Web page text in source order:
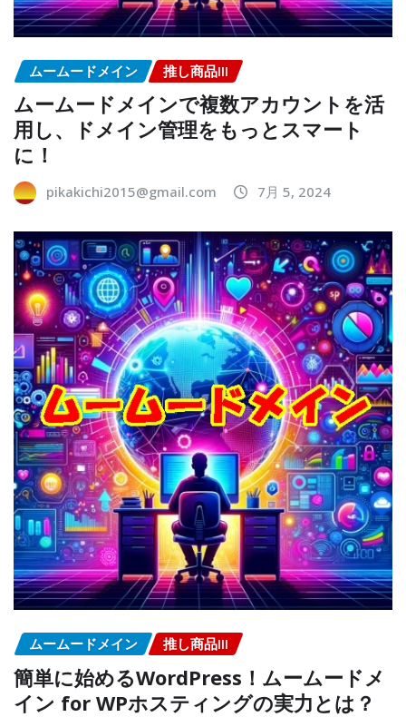
ムームードメイン 推し商品III
ムームードメインで複数アカウントを活
用し、ドメイン管理をもっとスマート
に！
pikakichi2015@gmail.com 7月 5, 2024
ムームードメイン 推し商品III
簡単に始めるWordPress！ムームードメ
イン for WPホスティングの実力とは？